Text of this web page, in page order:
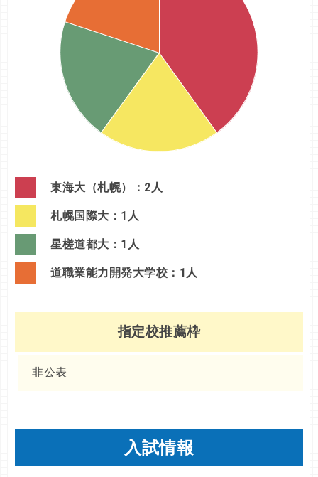
東海大（札幌）：2人
札幌国際大：1人
星槎道都大：1人
道職業能力開発大学校：1人
指定校推薦枠
非公表
入試情報